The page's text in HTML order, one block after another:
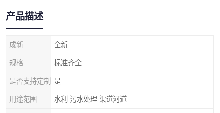
产品描述
成新 全新
规格 标准齐全
是否支持定制 是
用途范围 水利 污水处理 渠道河道